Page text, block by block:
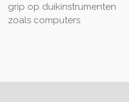
grip op duikinstrumenten
zoals computers